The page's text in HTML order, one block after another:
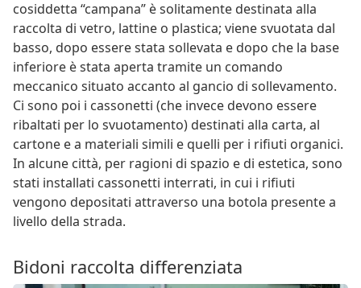
cosiddetta “campana” è solitamente destinata alla
raccolta di vetro, lattine o plastica; viene svuotata dal
basso, dopo essere stata sollevata e dopo che la base
inferiore è stata aperta tramite un comando
meccanico situato accanto al gancio di sollevamento.
Ci sono poi i cassonetti (che invece devono essere
ribaltati per lo svuotamento) destinati alla carta, al
cartone e a materiali simili e quelli per i rifiuti organici.
In alcune città, per ragioni di spazio e di estetica, sono
stati installati cassonetti interrati, in cui i rifiuti
vengono depositati attraverso una botola presente a
livello della strada.
Bidoni raccolta differenziata